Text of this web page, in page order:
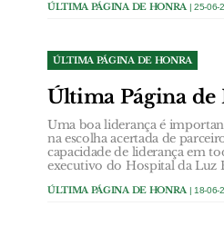
ÚLTIMA PÁGINA DE HONRA| 25-06-
ÚLTIMA PÁGINA DE HONRA
Última Página de
Uma boa liderança é
na escolha acertada de
capacidade de liderança em
executivo do Hospital da Luz
ÚLTIMA PÁGINA DE HONRA| 18-06-